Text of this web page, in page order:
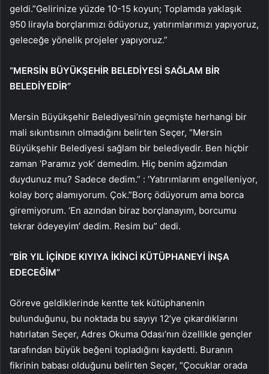
geldi.”Gelirinize yüzde 10-15 koyun; Toplamda yaklaşık
950 lirayla borçlarımızı ödüyoruz, yatırımlarımızı yapıyoruz,
geleceğe yönelik projeler yapıyoruz.”
“MERSİN BÜYÜKŞEHİR BELEDİYESİ SAĞLAM BİR
BELEDİYEDİR”
Mersin Büyükşehir Belediyesi’nin geçmişte herhangi bir
mali sıkıntısının olmadığını belirten Seçer, “Mersin
Büyükşehir Belediyesi sağlam bir belediyedir. Ben hiçbir
zaman ‘Paramız yok’ demedim. Hiç benim ağzımdan
duydunuz mu? Sadece dedim.” : ‘Yatırımlarım engelleniyor,
kolay borç alamıyorum. Çok.”Borç ödüyorum ama borca ​​
giremiyorum. ‘En azından biraz borçlanayım, borcumu
tekrar ödeyeyim’ dedim. Resim bu” dedi.
“BİR YIL İÇİNDE KIYIYA İKİNCİ KÜTÜPHANEYİ İNŞA
EDECEĞİM”
Göreve geldiklerinde kentte tek kütüphanenin
bulunduğunu, bu noktada bu sayıyı 12’ye çıkardıklarını
hatırlatan Seçer, Adres Okuma Odası’nın özellikle gençler
tarafından büyük beğeni topladığını kaydetti. Buranın
fikrinin babası olduğunu belirten Seçer, “Çocuklar orada